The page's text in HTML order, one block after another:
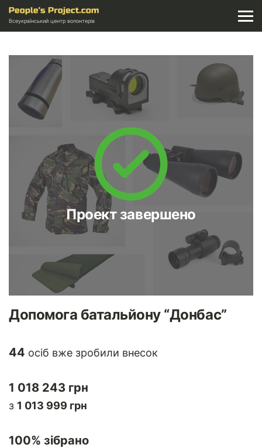
Всеукраїнський центр волонтерів
Проект завершено
Допомога батальйону “Донбас”
44 осіб вже зробили внесок
1 018 243 грн
з 1 013 999 грн
100% зібрано